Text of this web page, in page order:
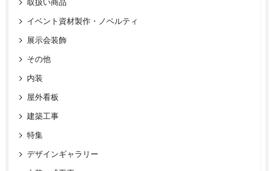
取扱い商品
イベント資材製作・ノベルティ
展示会装飾
その他
内装
屋外看板
建築工事
特集
デザインギャラリー